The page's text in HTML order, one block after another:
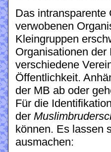
Das intransparente
verwobenen
Kleingruppen
Organisationen
verschiedene
Öffentlichkeit.
der MB ab oder
Für die
der
können. Es lassen
ausmachen: